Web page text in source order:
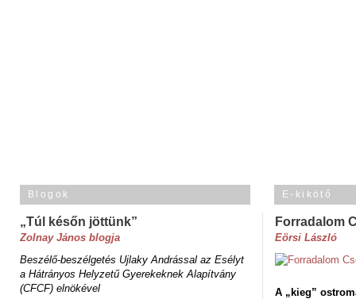
Blogok
„Túl későn jöttünk”
Zolnay János blogja
Beszélő-beszélgetés Ujlaky Andrással az Esélyt
a Hátrányos Helyzetű Gyerekeknek Alapítvány
(CFCF) elnökével
E-kikötő
Forradalom
Eörsi László
A „kieg”